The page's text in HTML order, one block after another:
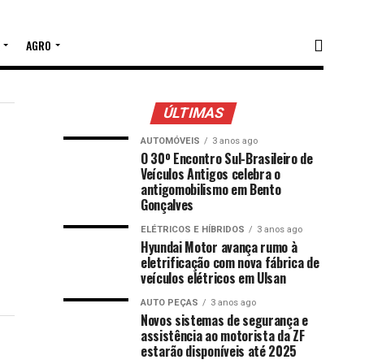
AGRO
ÚLTIMAS
AUTOMÓVEIS 3 anos ago
O 30º Encontro Sul-Brasileiro de
Veículos Antigos celebra o
antigomobilismo em Bento
Gonçalves
ELÉTRICOS E HÍBRIDOS 3 anos ago
Hyundai Motor avança rumo à
eletrificação com nova fábrica de
veículos elétricos em Ulsan
AUTO PEÇAS 3 anos ago
Novos sistemas de segurança e
assistência ao motorista da ZF
estarão disponíveis até 2025